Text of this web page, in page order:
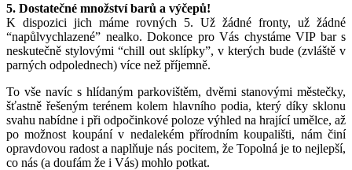
5. Dostatečné množství barů a výčepů!
K dispozici jich máme rovných 5. Už žádné fronty, už žádné
“napůlvychlazené” nealko. Dokonce pro Vás chystáme VIP bar s
neskutečně stylovými “chill out sklípky”, v kterých bude (zvláště v
parných odpolednech) více než příjemně.
To vše navíc s hlídaným parkovištěm, dvěmi stanovými městečky,
šťastně řešeným terénem kolem hlavního podia, který díky sklonu
svahu nabídne i při odpočinkové poloze výhled na hrající umělce, až
po možnost koupání v nedalekém přírodním koupališti, nám činí
opravdovou radost a naplňuje nás pocitem, že Topolná je to nejlepší,
co nás (a doufám že i Vás) mohlo potkat.